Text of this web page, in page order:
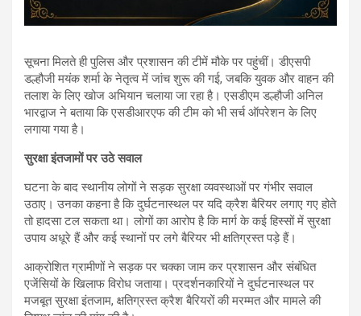
सूचना मिलते ही पुलिस और प्रशासन की टीमें मौके पर पहुंचीं। डीएसपी
डल्हौजी मयंक शर्मा के नेतृत्व में जांच शुरू की गई, जबकि युवक और वाहन की
तलाश के लिए खोज अभियान चलाया जा रहा है। एसडीएम डल्हौजी अनिल
भारद्वाज ने बताया कि एसडीआरएफ की टीम को भी सर्च ऑपरेशन के लिए
लगाया गया है।
सुरक्षा इंतजामों पर उठे सवाल
घटना के बाद स्थानीय लोगों ने सड़क सुरक्षा व्यवस्थाओं पर गंभीर सवाल
उठाए। उनका कहना है कि दुर्घटनास्थल पर यदि क्रैश बैरियर लगाए गए होते
तो हादसा टल सकता था। लोगों का आरोप है कि मार्ग के कई हिस्सों में सुरक्षा
उपाय अधूरे हैं और कई स्थानों पर लगे बैरियर भी क्षतिग्रस्त पड़े हैं।
आक्रोशित ग्रामीणों ने सड़क पर चक्का जाम कर प्रशासन और संबंधित
एजेंसियों के खिलाफ विरोध जताया। प्रदर्शनकारियों ने दुर्घटनास्थल पर
मजबूत सुरक्षा इंतजाम, क्षतिग्रस्त क्रैश बैरियरों की मरम्मत और मामले की